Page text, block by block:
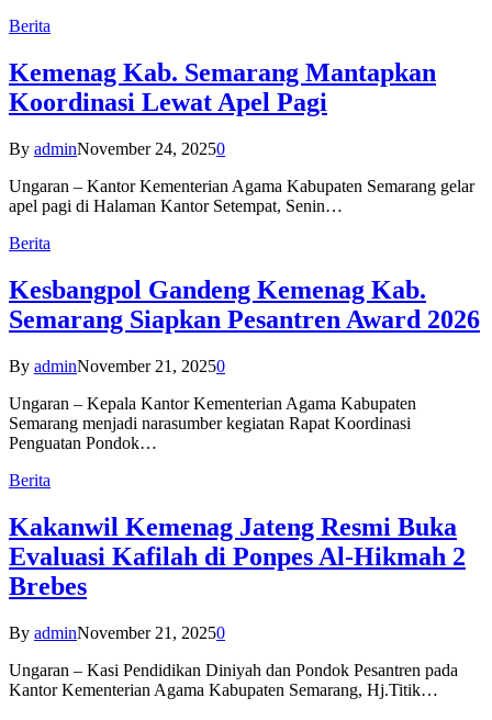
Berita
Kemenag Kab. Semarang Mantapkan
Koordinasi Lewat Apel Pagi
By adminNovember 24, 20250
Ungaran – Kantor Kementerian Agama Kabupaten Semarang gelar
apel pagi di Halaman Kantor Setempat, Senin…
Berita
Kesbangpol Gandeng Kemenag Kab.
Semarang Siapkan Pesantren Award 2026
By adminNovember 21, 20250
Ungaran – Kepala Kantor Kementerian Agama Kabupaten
Semarang menjadi narasumber kegiatan Rapat Koordinasi
Penguatan Pondok…
Berita
Kakanwil Kemenag Jateng Resmi Buka
Evaluasi Kafilah di Ponpes Al-Hikmah 2
Brebes
By adminNovember 21, 20250
Ungaran – Kasi Pendidikan Diniyah dan Pondok Pesantren pada
Kantor Kementerian Agama Kabupaten Semarang, Hj.Titik…